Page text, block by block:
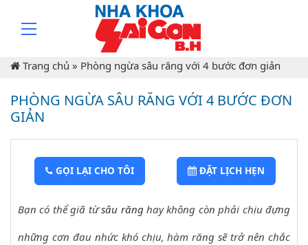
Trang chủ » Phòng ngừa sâu răng với 4 bước đơn giản
PHÒNG NGỪA SÂU RĂNG VỚI 4 BƯỚC ĐƠN
GIẢN
GỌI LẠI CHO TÔI ĐẶT LỊCH HẸN
Bạn có thể giã từsâu rănghay không còn phải chịu đựng
những cơn đau nhức khó chịu, hàm răng sẽ trở nên chắc